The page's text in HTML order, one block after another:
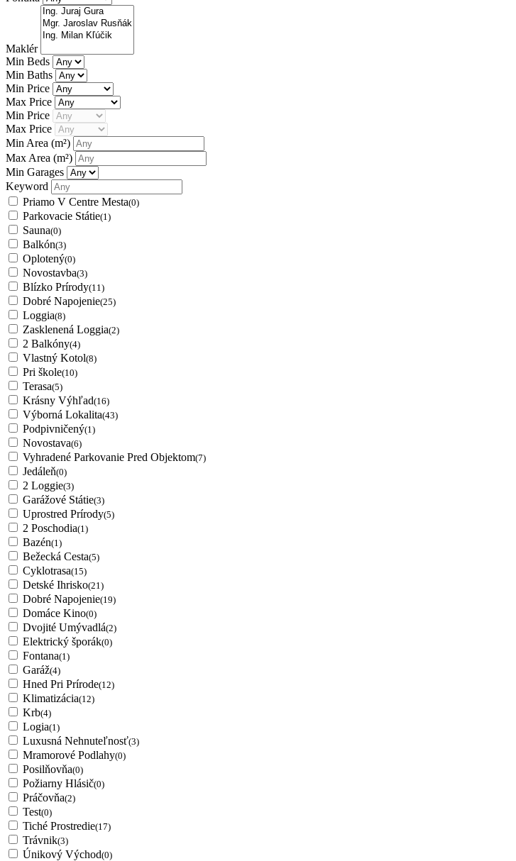
Maklér
Min Beds
Min Baths
Min Price
Max Price
Min Price
Max Price
Min Area (m²)
Max Area (m²)
Min Garages
Keyword
Priamo V Centre Mesta(0)
Parkovacie Státie(1)
Sauna(0)
Balkón(3)
Oplotený(0)
Novostavba(3)
Blízko Prírody(11)
Dobré Napojenie(25)
Loggia(8)
Zasklenená Loggia(2)
2 Balkóny(4)
Vlastný Kotol(8)
Pri škole(10)
Terasa(5)
Krásny Výhľad(16)
Výborná Lokalita(43)
Podpivničený(1)
Novostava(6)
Vyhradené Parkovanie Pred Objektom(7)
Jedáleň(0)
2 Loggie(3)
Garážové Státie(3)
Uprostred Prírody(5)
2 Poschodia(1)
Bazén(1)
Bežecká Cesta(5)
Cyklotrasa(15)
Detské Ihrisko(21)
Dobré Napojenie(19)
Domáce Kino(0)
Dvojité Umývadlá(2)
Elektrický šporák(0)
Fontana(1)
Garáž(4)
Hned Pri Prírode(12)
Klimatizácia(12)
Krb(4)
Logia(1)
Luxusná Nehnuteľnosť(3)
Mramorové Podlahy(0)
Posilňovňa(0)
Požiarny Hlásič(0)
Práčovňa(2)
Test(0)
Tiché Prostredie(17)
Trávnik(3)
Únikový Východ(0)